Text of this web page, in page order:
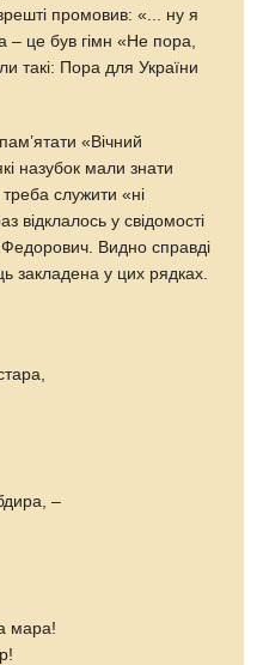
промовив: «... ну я
– це був гімн «Не пора,
такі: Пора для України
«Вічний
назубок мали знати
служити «ні
відклалось у свідомості
Федорович. Видно справді
закладена у цих рядках.
–
мара!